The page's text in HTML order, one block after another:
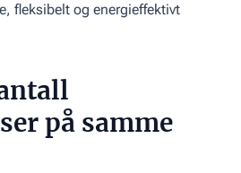
fleksibelt og energieffektivt
på samme